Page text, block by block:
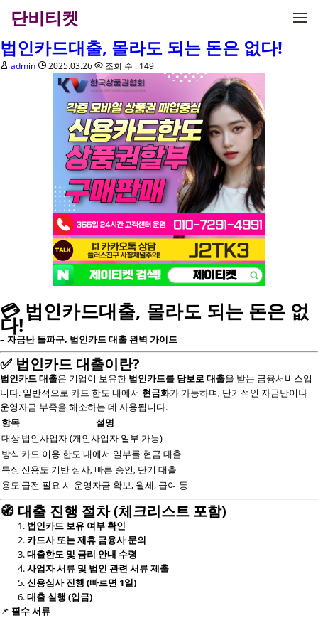
단비티켓
법인카드대출, 몰라도 되는 돈은 없다!
admin 2025.03.26 조회 수 : 149
💳 법인카드대출, 몰라도 되는 돈은 없
다!
– 자금난 돌파구, 법인카드 대출 완벽 가이드
✅ 법인카드 대출이란?
법인카드 대출은 기업이 보유한 법인카드를 담보로 대출을 받는 금융서비스입
니다. 일반적으로 카드 한도 내에서 현금화가 가능하며, 단기적인 자금난이나
운영자금 부족을 해소하는 데 사용됩니다.
항목
설명
대상법인사업자 (개인사업자 일부 가능)
방식 카드 이용 한도 내에서 일부를 현금 대출
특징 신용도 기반 심사, 빠른 승인, 단기 대출
용도 급전 필요 시 운영자금 확보, 월세, 급여 등
🧭 대출 진행 절차 (체크리스트 포함)
법인카드 보유 여부 확인
카드사 또는 제휴 금융사 문의
대출한도 및 금리 안내 수령
사업자 서류 및 법인 관련 서류 제출
신용심사 진행 (빠르면 1일)
대출 실행 (입금)
📌 필수 서류